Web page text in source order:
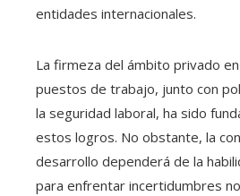
entidades internacionales.
La firmeza del ámbito privado
puestos de trabajo, junto con
la seguridad laboral, ha sido
estos logros. No obstante, la
desarrollo dependerá de la
para enfrentar incertidumbres